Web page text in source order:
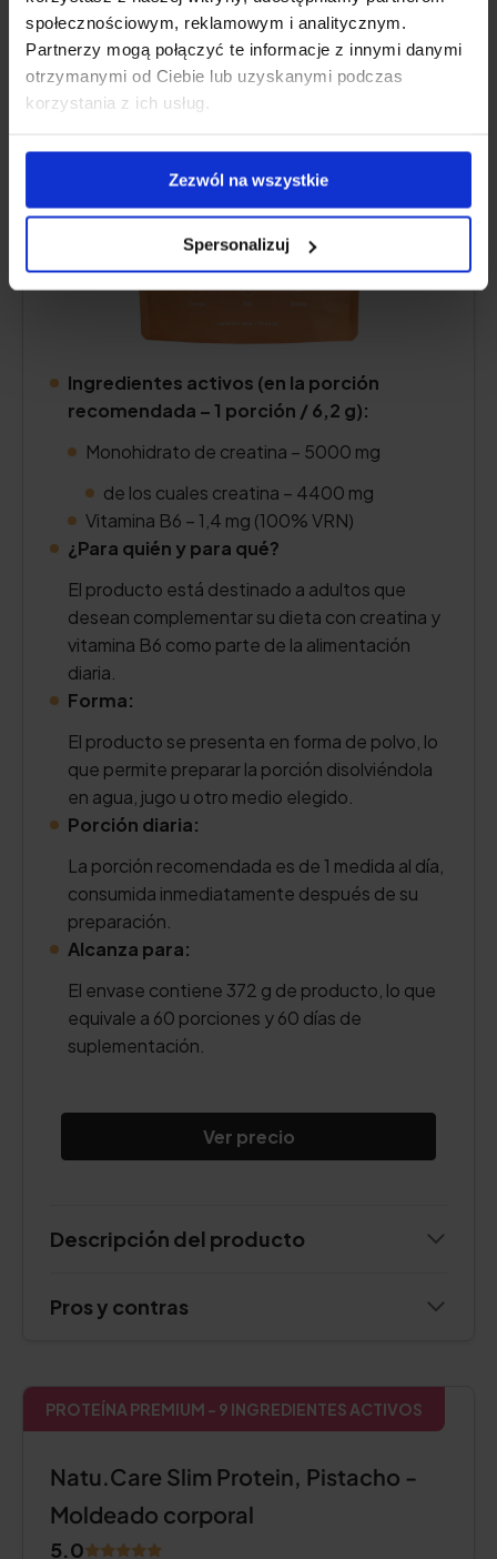
społecznościowym, reklamowym i analitycznym.
Partnerzy mogą połączyć te informacje z innymi danymi
otrzymanymi od Ciebie lub uzyskanymi podczas
korzystania z ich usług.
Zezwól na wszystkie
Spersonalizuj
pasión
5.0
Ingredientes activos (en la porción
recomendada – 1 porción / 6,2 g):
Monohidrato de creatina – 5000 mg
de los cuales creatina – 4400 mg
Vitamina B6 – 1,4 mg (100% VRN)
¿Para quién y para qué?
El producto está destinado a adultos que
desean complementar su dieta con creatina y
vitamina B6 como parte de la alimentación
diaria.
Forma:
El producto se presenta en forma de polvo, lo
que permite preparar la porción disolviéndola
en agua, jugo u otro medio elegido.
Porción diaria:
La porción recomendada es de 1 medida al día,
consumida inmediatamente después de su
preparación.
Alcanza para:
El envase contiene 372 g de producto, lo que
equivale a 60 porciones y 60 días de
suplementación.
Ver precio
Descripción del producto
Pros y contras
PROTEÍNA PREMIUM - 9 INGREDIENTES ACTIVOS
Natu.Care Slim Protein, Pistacho -
Moldeado corporal
5.0